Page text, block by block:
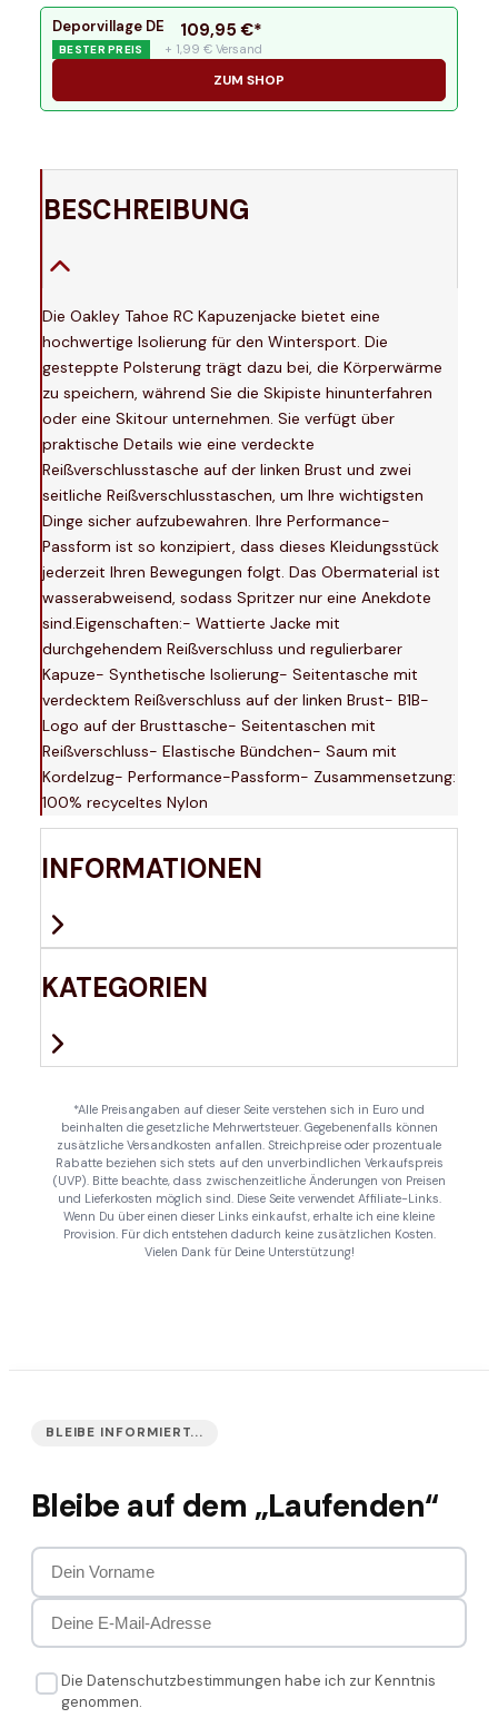
Deporvillage DE
BESTER PREIS
109,95 €*
+ 1,99 € Versand
ZUM SHOP
BESCHREIBUNG
Die Oakley Tahoe RC Kapuzenjacke bietet eine
hochwertige Isolierung für den Wintersport. Die
gesteppte Polsterung trägt dazu bei, die Körperwärme
zu speichern, während Sie die Skipiste hinunterfahren
oder eine Skitour unternehmen. Sie verfügt über
praktische Details wie eine verdeckte
Reißverschlusstasche auf der linken Brust und zwei
seitliche Reißverschlusstaschen, um Ihre wichtigsten
Dinge sicher aufzubewahren. Ihre Performance-
Passform ist so konzipiert, dass dieses Kleidungsstück
jederzeit Ihren Bewegungen folgt. Das Obermaterial ist
wasserabweisend, sodass Spritzer nur eine Anekdote
sind.Eigenschaften:- Wattierte Jacke mit
durchgehendem Reißverschluss und regulierbarer
Kapuze- Synthetische Isolierung- Seitentasche mit
verdecktem Reißverschluss auf der linken Brust- B1B-
Logo auf der Brusttasche- Seitentaschen mit
Reißverschluss- Elastische Bündchen- Saum mit
Kordelzug- Performance-Passform- Zusammensetzung:
100% recyceltes Nylon
INFORMATIONEN
KATEGORIEN
*Alle Preisangaben auf dieser Seite verstehen sich in Euro und
beinhalten die gesetzliche Mehrwertsteuer. Gegebenenfalls können
zusätzliche Versandkosten anfallen. Streichpreise oder prozentuale
Rabatte beziehen sich stets auf den unverbindlichen Verkaufspreis
(UVP). Bitte beachte, dass zwischenzeitliche Änderungen von Preisen
und Lieferkosten möglich sind. Diese Seite verwendet Affiliate-Links.
Wenn Du über einen dieser Links einkaufst, erhalte ich eine kleine
Provision. Für dich entstehen dadurch keine zusätzlichen Kosten.
Vielen Dank für Deine Unterstützung!
BLEIBE INFORMIERT...
Bleibe auf dem „Laufenden“
Die Datenschutzbestimmungen habe ich zur Kenntnis
genommen.